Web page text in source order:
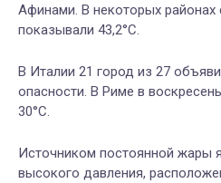
Афинами. В некоторых районах
показывали 43,2°C.
В Италии 21 город из 27
опасности. В Риме в
30°C.
Источником постоянной жары
высокого давления,